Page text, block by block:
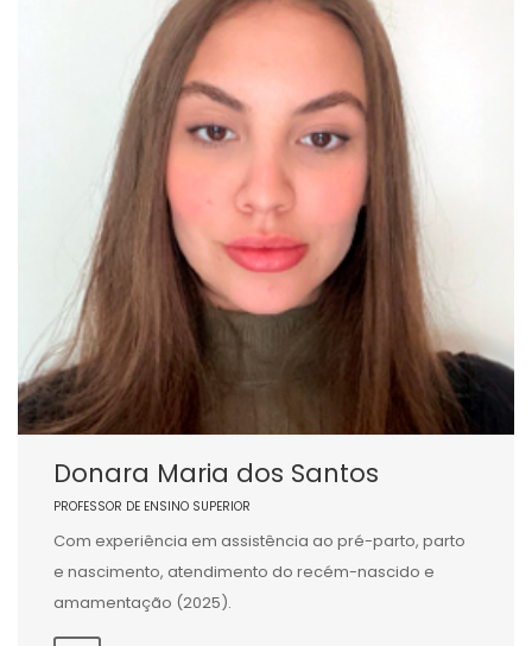
Donara Maria dos Santos
PROFESSOR DE ENSINO SUPERIOR
Com experiência em assistência ao pré-parto, parto
e nascimento, atendimento do recém-nascido e
amamentação (2025).